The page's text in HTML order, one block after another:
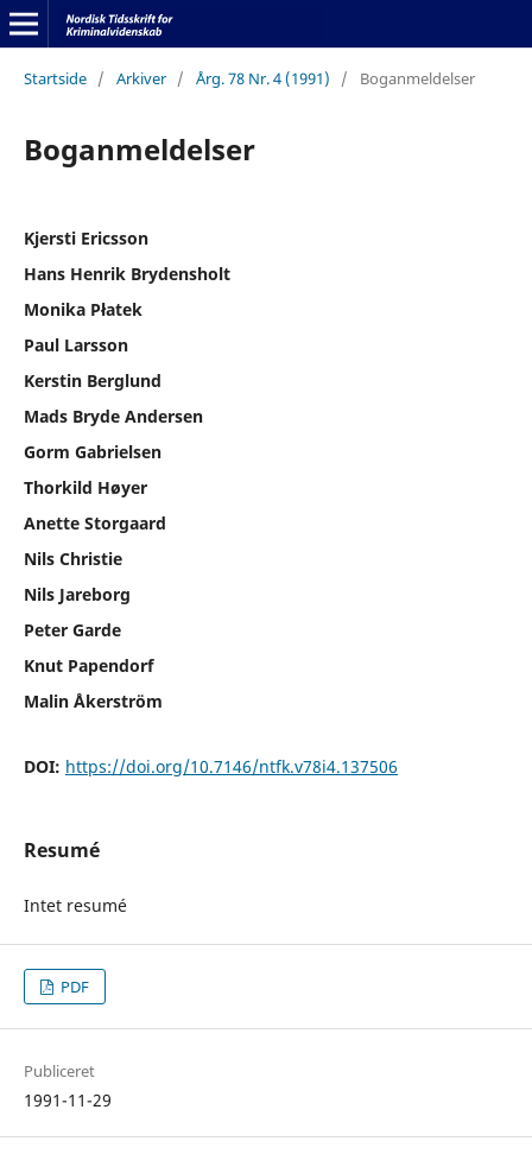
Startside / Arkiver / Årg. 78 Nr. 4 (1991) / Boganmeldelser
Boganmeldelser
Kjersti Ericsson
Hans Henrik Brydensholt
Monika Płatek
Paul Larsson
Kerstin Berglund
Mads Bryde Andersen
Gorm Gabrielsen
Thorkild Høyer
Anette Storgaard
Nils Christie
Nils Jareborg
Peter Garde
Knut Papendorf
Malin Åkerström
DOI: https://doi.org/10.7146/ntfk.v78i4.137506
Resumé
Intet resumé
PDF
Publiceret
1991-11-29